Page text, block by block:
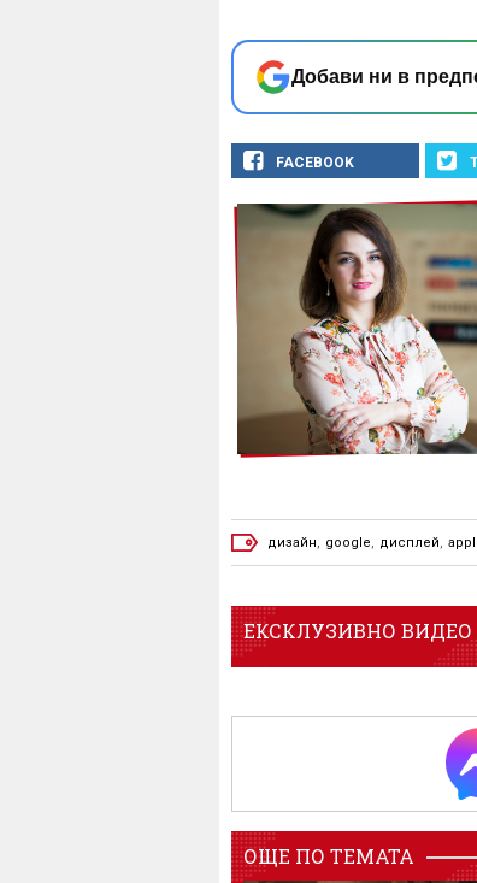
Добави ни в
FACEBOOK
дизайн, google, дисплей,
ЕКСКЛУЗИВНО ВИДЕО
ОЩЕ ПО ТЕМАТА